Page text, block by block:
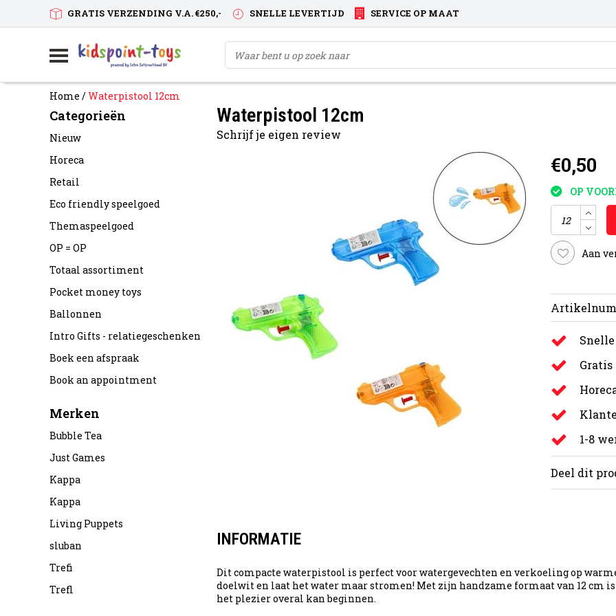
GRATIS VERZENDING V.A. €250,- SNELLE LEVERTIJD SERVICE OP MAAT
Home /Waterpistool 12cm
Categorieën
Nieuw
Horeca
Retail
Eco friendly speelgoed
Themaspeelgoed
OP = OP
Totaal assortiment
Pocket money toys
Ballonnen
Intro Gifts - relatiegeschenken
Boek een afspraak
Book an appointment
Merken
Bubble Tea
Just Games
Kappa
Kappa
Living Puppets
sluban
Trefi
Trefl
Waterpistool 12cm
Schrijf je eigen review
€0,50
OP
Aan
Gratis
1-8
Deel dit
INFORMATIE
Dit compacte waterpistool is perfect voor watergevechten en verkoeling op
doelwit en laat het water maar stromen! Met zijn handzame formaat van 12 cm
het plezier overal kan beginnen.